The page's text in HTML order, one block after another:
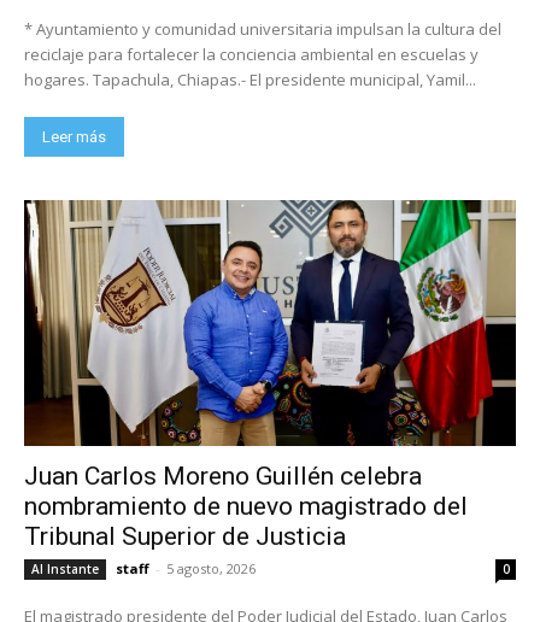
* Ayuntamiento y comunidad universitaria impulsan la cultura del
reciclaje para fortalecer la conciencia ambiental en escuelas y
hogares. Tapachula, Chiapas.- El presidente municipal, Yamil...
Leer más
Juan Carlos Moreno Guillén celebra
nombramiento de nuevo magistrado del
Tribunal Superior de Justicia
Al Instante staff - 5 agosto, 2026 0
El magistrado presidente del Poder Judicial del Estado, Juan Carlos